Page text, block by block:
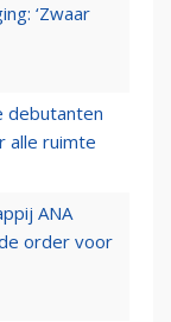
‘Zwaar
debutanten
alle ruimte
ANA
order voor